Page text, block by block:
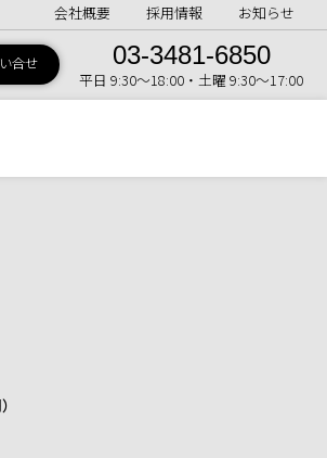
会社概要 採用情報 お知らせ
合せ 03-3481-6850
平日 9:30〜18:00・土曜 9:30〜17:00